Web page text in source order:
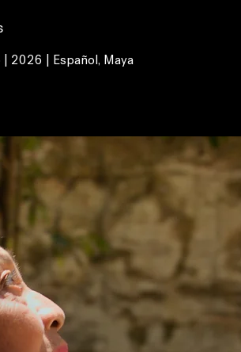
2026 | Español, Maya